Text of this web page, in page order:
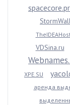
VDSina.ru
XPE.SU
аренда